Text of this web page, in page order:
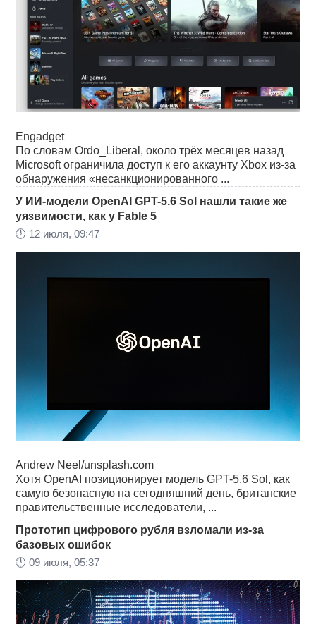
Engadget
По словам Ordo_Liberal, около трёх месяцев назад
Microsoft ограничила доступ к его аккаунту Xbox из-за
обнаружения «несанкционированного ...
У ИИ-модели OpenAI GPT-5.6 Sol нашли такие же
уязвимости, как у Fable 5
🕛 12 июля, 09:47
Andrew Neel/unsplash.com
Хотя OpenAI позиционирует модель GPT-5.6 Sol, как
самую безопасную на сегодняшний день, британские
правительственные исследователи, ...
Прототип цифрового рубля взломали из-за
базовых ошибок
🕛09 июля, 05:37